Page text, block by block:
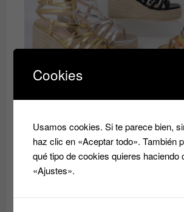
40.00€El
original
era:
40.00€.
35.00€
El
actual
es:
35.00€.
Cookies
Usamos cookies. Si te parece bien,
haz clic en «Aceptar todo». También
qué tipo de cookies quieres haciendo
«Ajustes».